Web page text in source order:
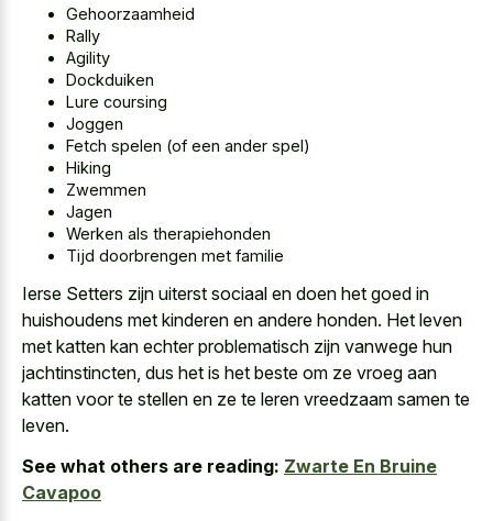
Gehoorzaamheid
Rally
Agility
Dockduiken
Lure coursing
Joggen
Fetch spelen (of een ander spel)
Hiking
Zwemmen
Jagen
Werken als therapiehonden
Tijd doorbrengen met familie
Ierse Setters zijn uiterst sociaal en doen het goed in
huishoudens met kinderen en andere honden. Het leven
met katten kan echter problematisch zijn vanwege hun
jachtinstincten, dus het is het beste om ze vroeg aan
katten voor te stellen en ze te leren vreedzaam samen te
leven.
See what others are reading: Zwarte En Bruine
Cavapoo